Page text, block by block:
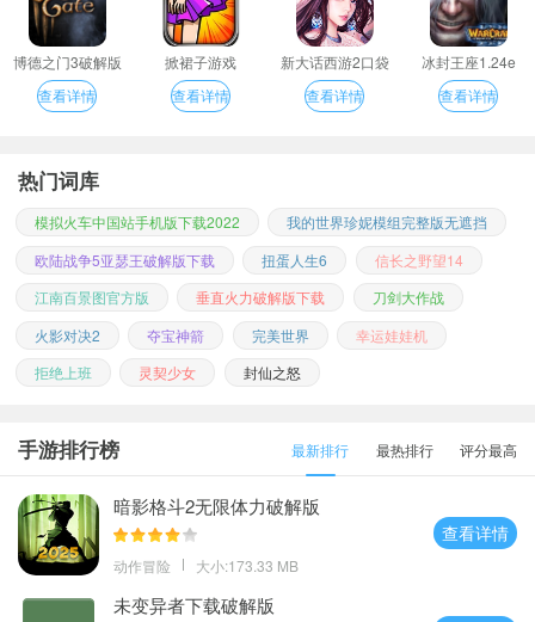
博德之门3破解版
查看详情
掀裙子游戏
查看详情
新大话西游2口袋
版
查看详情
冰封王座1.24e
查看详情
热门词库
模拟火车中国站手机版下载2022
我的世界珍妮模组完整版无遮挡
欧陆战争5亚瑟王破解版下载
扭蛋人生6
信长之野望14
江南百景图官方版
垂直火力破解版下载
刀剑大作战
火影对决2
夺宝神箭 完美世界
幸运娃娃机
拒绝上班
灵契少女 封仙之怒
手游排行榜 最新排行 最热排行 评分最高
暗影格斗2无限体力破解版
动作冒险 大小:173.33 MB
查看详情
未变异者下载破解版